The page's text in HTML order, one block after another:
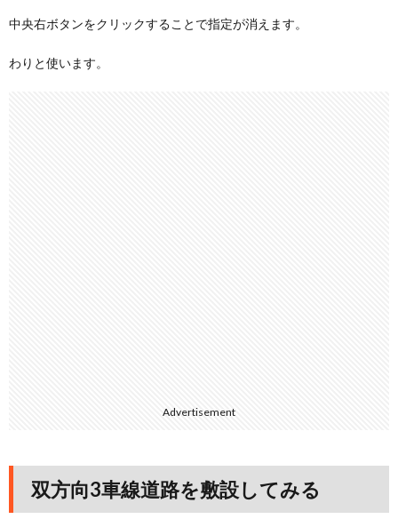
中央右ボタンをクリックすることで指定が消えます。
わりと使います。
Advertisement
双方向3車線道路を敷設してみる